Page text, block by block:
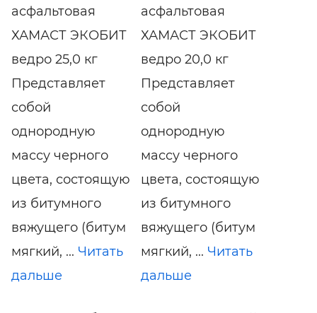
асфальтовая
ХАМАСТ ЭКОБИТ
ведро 25,0 кг
Представляет
собой
однородную
массу черного
цвета, состоящую
из битумного
вяжущего (битум
мягкий, ... Читать
дальше
асфальтовая
ХАМАСТ ЭКОБИТ
ведро 20,0 кг
Представляет
собой
однородную
массу черного
цвета, состоящую
из битумного
вяжущего (битум
мягкий, ... Читать
дальше